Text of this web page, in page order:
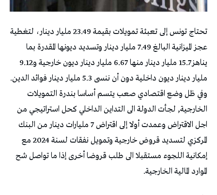
تحتاج تونس إلى تعبئة تمويلات بقيمة 23.49 مليار دينار، لتغطية
عجز الميزانية البالغ 7.49 مليار دينار وتسديد ديونها المقدرة بما
يناهز 15.7 مليار دينار منها 6.67 مليار دينار ديون خارجية و9.12
مليار دينار ديون داخلية دون أن ننسى 5.3 مليار دينار فوائد الدين.
وفي ظل وضع اقتصادي صعب يتسم أساسا بندرة التمويلات
الخارجية, لجأت الدولة الى التداين الداخلي كحل استراتيجي من
اجل الاقتراض وعمدت أولا إلى اقتراض 7 مليارات دينار من البنك
المركزي لتسديد قروض خارجية وتمويل نفقات لسنة 2024 مع
إمكانية اللجوء مستقبلا الى طلب قروضا أخرى إذا ما تواصل شح
الموارد المالية الخارجية.